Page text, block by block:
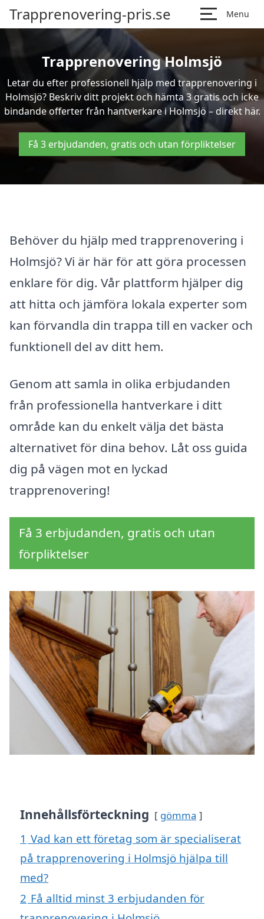
Trapprenovering-pris.se Menu
Trapprenovering Holmsjö
Letar du efter professionell hjälp med trapprenovering i
Holmsjö? Beskriv ditt projekt och hämta 3 gratis och icke
bindande offerter från hantverkare i Holmsjö – direkt här.
Få 3 erbjudanden, gratis och utan förpliktelser
Behöver du hjälp med trapprenovering i
Holmsjö? Vi är här för att göra processen
enklare för dig. Vår plattform hjälper dig
att hitta och jämföra lokala experter som
kan förvandla din trappa till en vacker och
funktionell del av ditt hem.
Genom att samla in olika erbjudanden
från professionella hantverkare i ditt
område kan du enkelt välja det bästa
alternativet för dina behov. Låt oss guida
dig på vägen mot en lyckad
trapprenovering!
Få 3 erbjudanden, gratis och utan
förpliktelser
Innehållsförteckning gömma
1 Vad kan ett företag som är specialiserat
på trapprenovering i Holmsjö hjälpa till
med?
2 Få alltid minst 3 erbjudanden för